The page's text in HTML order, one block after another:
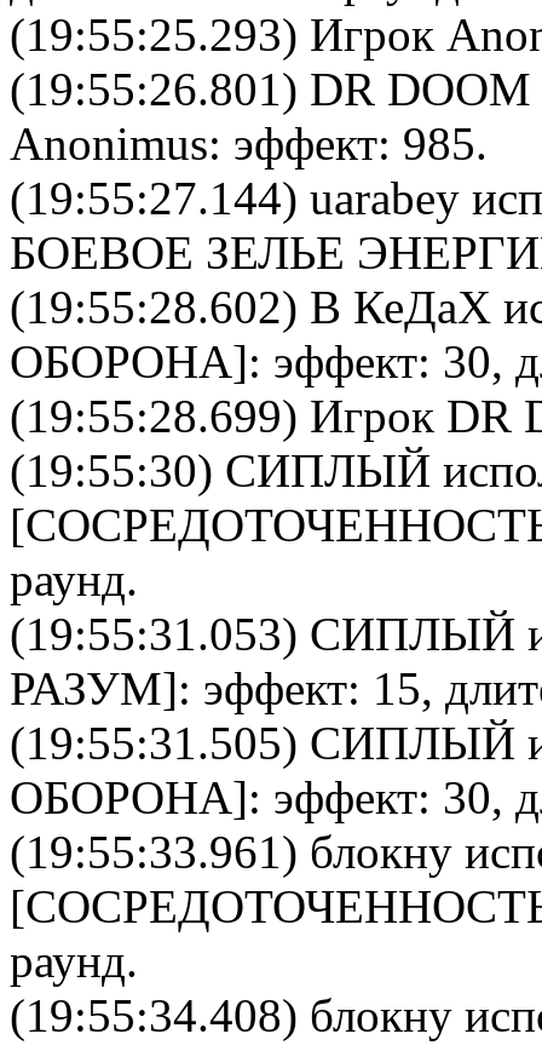
(19:55:25.293) Игрок
(19:55:26.801) DR DOOM
Anonimus: эффект: 985.
(19:55:27.144) uarabey
БОЕВОЕ ЗЕЛЬЕ
(19:55:28.602) В КеДаХ
ОБОРОНА]: эффект: 30,
(19:55:28.699) Игрок DR
(19:55:30) СИПЛЫЙ
[
раунд.
(19:55:31.053) СИПЛЫЙ
РАЗУМ]: эффект: 15,
(19:55:31.505) СИПЛЫЙ
ОБОРОНА]: эффект: 30,
(19:55:33.961) блокну
[
раунд.
(19:55:34.408) блокну